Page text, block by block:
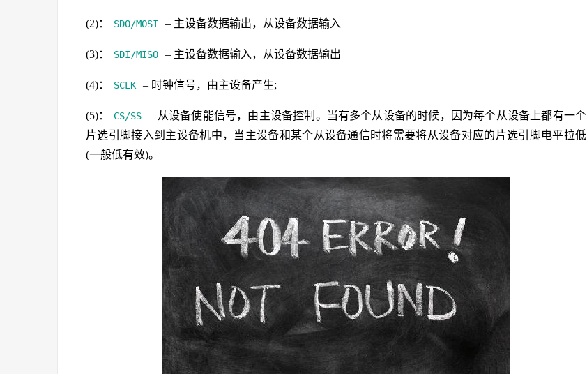
(2)： SDO/MOSI – 主设备数据输出，从设备数据输入
(3)： SDI/MISO – 主设备数据输入，从设备数据输出
(4)： SCLK – 时钟信号，由主设备产生;
(5)： CS/SS
– 从设备使能信号，由主设备控制。当有多个从设备的时候，因为每个从设备上都有一个
片选引脚接入到主设备机中，当主设备和某个从设备通信时将需要将从设备对应的片选引脚电平拉低
(一般低有效)。